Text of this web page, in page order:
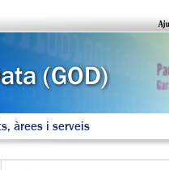
àrees i serveis